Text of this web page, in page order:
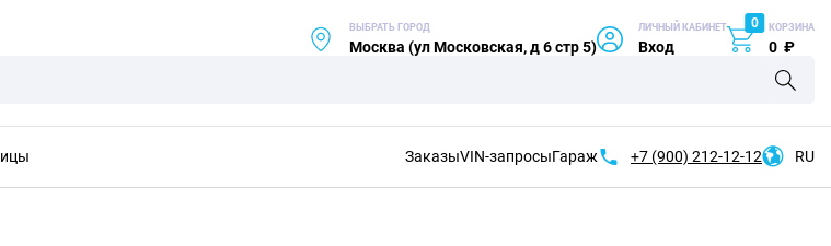
ВЫБРАТЬ ГОРОД
Москва (ул Московская, д 6 стр 5)
ЛИЧНЫЙ КАБИНЕТ
Вход
0 КОРЗИНА
0 ₽
ЗаказыVIN-запросыГараж +7 (900) 212-12-12 RU